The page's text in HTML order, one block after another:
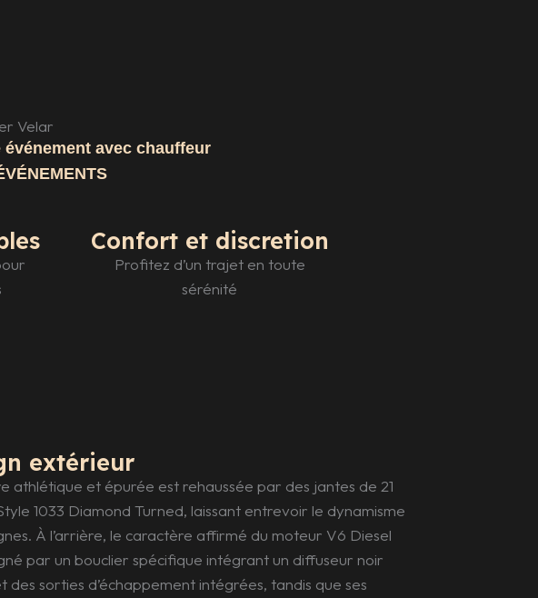
Velar
avec chauffeur
Confort et discretion
Profitez d’un trajet en toute
sérénité
extérieur
athlétique et épurée est rehaussée par des jantes de 21
1033 Diamond Turned, laissant entrevoir le dynamisme
À l’arrière, le caractère affirmé du moteur V6 Diesel
par un bouclier spécifique intégrant un diffuseur noir
des sorties d’échappement intégrées, tandis que ses